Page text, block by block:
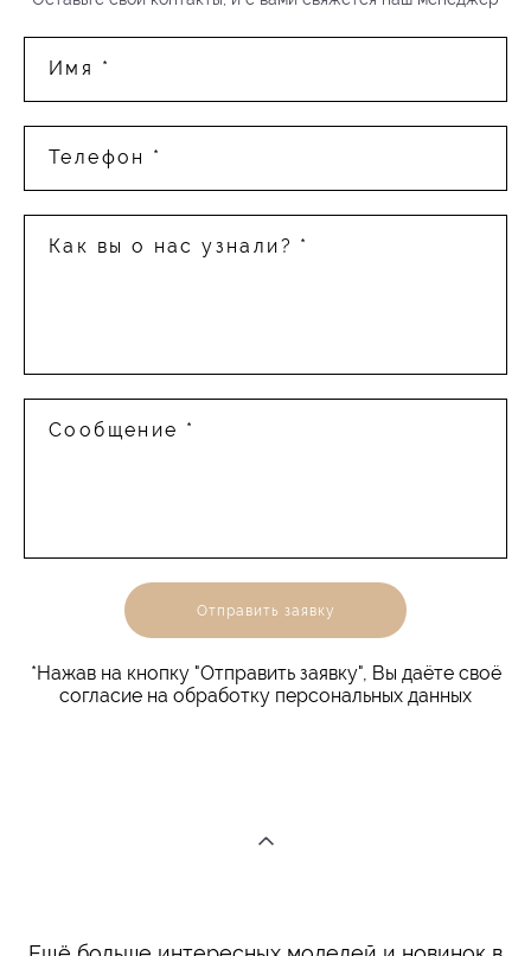
Имя *
Телефон *
Как вы о нас узнали? *
Сообщение *
Отправить заявку
*Нажав на кнопку "Отправить заявку", Вы даёте своё
согласие на обработку персональных данных